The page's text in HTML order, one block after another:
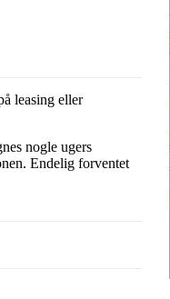
leasing eller
nogle ugers
Endelig forventet